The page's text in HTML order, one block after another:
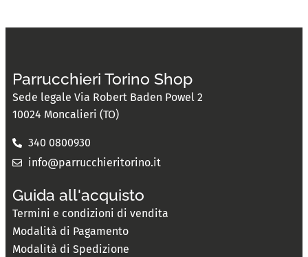
Parrucchieri Torino Shop
Sede legale Via Robert Baden Powel 2
10024 Moncalieri (TO)
340 0800930
info@parrucchieritorino.it
Guida all'acquisto
Termini e condizioni di vendita
Modalità di Pagamento
Modalità di Spedizione